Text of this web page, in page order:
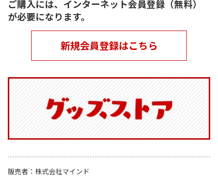
ご購入には、インターネット会員登録（無料）
が必要になります。
新規会員登録はこちら
販売者
株式会社マインド